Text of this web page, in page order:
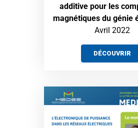
additive pour les
magnétiques du génie
Avril 2022
DÉCOUVRIR